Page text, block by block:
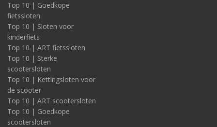
Top 10 | Goedkope
fietssloten
Top 10 | Sloten voor
kinderfiets
Top 10 | ART fietssloten
Top 10 | Sterke
scootersloten
Top 10 | Kettingsloten voor
de scooter
Top 10 | ART scootersloten
Top 10 | Goedkope
scootersloten